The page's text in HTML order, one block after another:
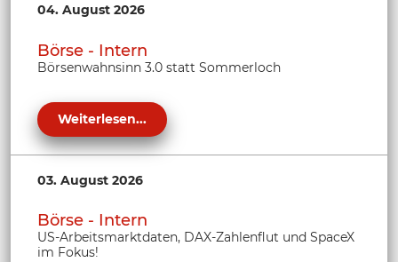
04. August 2026
Börse - Intern
Börsenwahnsinn 3.0 statt Sommerloch
Weiterlesen...
03. August 2026
Börse - Intern
US-Arbeitsmarktdaten, DAX-Zahlenflut und SpaceX
im Fokus!